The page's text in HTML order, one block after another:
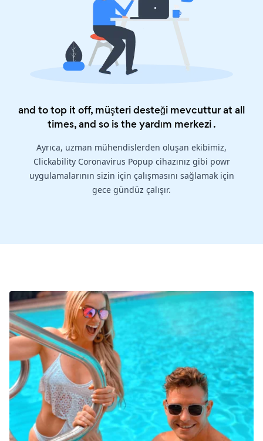
and to top it off, müşteri desteği mevcuttur at all
times, and so is theyardım merkezi.
Ayrıca, uzman mühendislerden oluşan ekibimiz,
Clickability Coronavirus Popup cihazınız gibi powr
uygulamalarının sizin için çalışmasını sağlamak için
gece gündüz çalışır.